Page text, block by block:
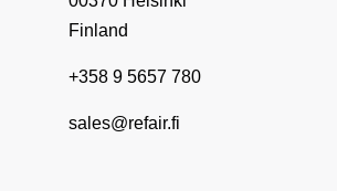
Finland
+358 9 5657 780
sales@refair.fi